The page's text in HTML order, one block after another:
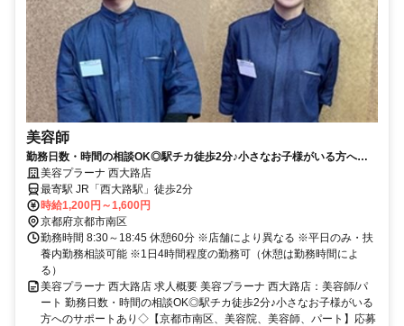
美容師
勤務日数・時間の相談OK◎駅チカ徒歩2分♪小さなお子様がいる方への
サポートあり◇【京都市南区、美容院、美容師、パート】応募受付中
美容プラーナ 西大路店
最寄駅 JR「西大路駅」徒歩2分
時給1,200円～1,600円
京都府京都市南区
勤務時間 8:30～18:45 休憩60分 ※店舗により異なる ※平日のみ・扶
養内勤務相談可能 ※1日4時間程度の勤務可（休憩は勤務時間によ
る）
美容プラーナ 西大路店 求人概要 美容プラーナ 西大路店：美容師/パ
ート 勤務日数・時間の相談OK◎駅チカ徒歩2分♪小さなお子様がいる
方へのサポートあり◇【京都市南区、美容院、美容師、パート】応募